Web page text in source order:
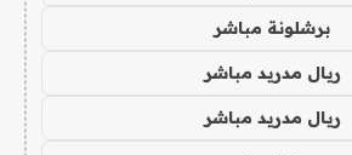
برشلونة مباشر
ريال مدريد مباشر
ريال مدريد مباشر